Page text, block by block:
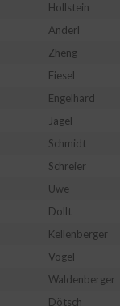
Hollstein
Anderl
Zheng
Fiesel
Engelhard
Jägel
Schmidt
Schreier
Uwe
Dollt
Kellenberger
Vogel
Waldenberger
Dötsch